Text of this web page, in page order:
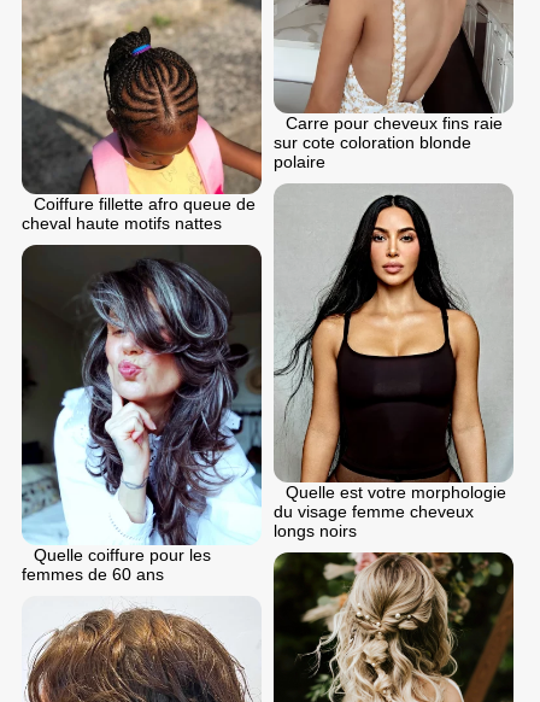
Carre pour cheveux fins raie
sur cote coloration blonde
polaire
Coiffure fillette afro queue de
cheval haute motifs nattes
Quelle est votre morphologie
du visage femme cheveux
longs noirs
Quelle coiffure pour les
femmes de 60 ans